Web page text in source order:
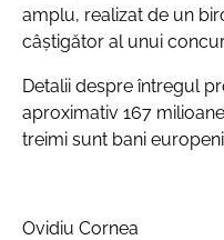
amplu, realizat de un
câștigător al unui
Detalii despre întregul
aproximativ 167
treimi sunt bani
Ovidiu Cornea